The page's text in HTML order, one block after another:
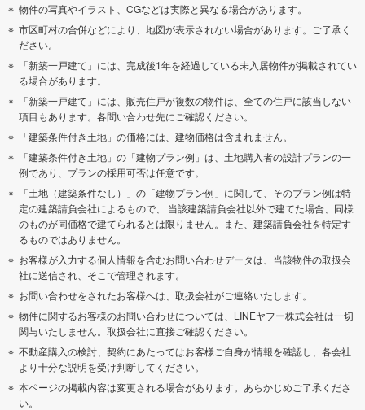
物件の写真やイラスト、CGなどは実際と異なる場合があります。
市区町村の合併などにより、地図が表示されない場合があります。ご了承く
ださい。
「新築一戸建て」には、完成後1年を経過している未入居物件が掲載されてい
る場合があります。
「新築一戸建て」には、販売住戸が複数の物件は、全ての住戸に該当しない
項目もあります。各問い合わせ先にご確認ください。
「建築条件付き土地」の価格には、建物価格は含まれません。
「建築条件付き土地」の「建物プラン例」は、土地購入者の設計プランの一
例であり、プランの採用可否は任意です。
「土地（建築条件なし）」の「建物プラン例」に関して、そのプラン例は特
定の建築請負会社によるもので、 当該建築請負会社以外で建てた場合、同様
のものが同価格で建てられるとは限りません。また、建築請負会社を特定す
るものではありません。
お客様が入力する個人情報を含むお問い合わせデータは、当該物件の取扱会
社に送信され、そこで管理されます。
お問い合わせをされたお客様へは、取扱会社がご連絡いたします。
物件に関するお客様のお問い合わせについては、LINEヤフー株式会社は一切
関与いたしません。取扱会社に直接ご確認ください。
不動産購入の検討、契約にあたってはお客様ご自身が情報を確認し、各会社
より十分な説明を受け判断してください。
本ページの掲載内容は変更される場合があります。あらかじめご了承くださ
い。